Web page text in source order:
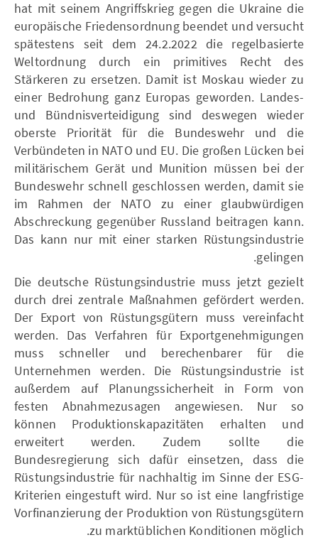
hat mit seinem Angriffskrieg gegen die Ukraine die
europäische Friedensordnung beendet und versucht
spätestens seit dem 24.2.2022 die regelbasierte
Weltordnung durch ein primitives Recht des
Stärkeren zu ersetzen. Damit ist Moskau wieder zu
einer Bedrohung ganz Europas geworden. Landes-
und Bündnisverteidigung sind deswegen wieder
oberste Priorität für die Bundeswehr und die
Verbündeten in NATO und EU. Die großen Lücken bei
militärischem Gerät und Munition müssen bei der
Bundeswehr schnell geschlossen werden, damit sie
im Rahmen der NATO zu einer glaubwürdigen
Abschreckung gegenüber Russland beitragen kann.
Das kann nur mit einer starken Rüstungsindustrie
gelingen.
Die deutsche Rüstungsindustrie muss jetzt gezielt
durch drei zentrale Maßnahmen gefördert werden.
Der Export von Rüstungsgütern muss vereinfacht
werden. Das Verfahren für Exportgenehmigungen
muss schneller und berechenbarer für die
Unternehmen werden. Die Rüstungsindustrie ist
außerdem auf Planungssicherheit in Form von
festen Abnahmezusagen angewiesen. Nur so
können Produktionskapazitäten erhalten und
erweitert werden. Zudem sollte die
Bundesregierung sich dafür einsetzen, dass die
Rüstungsindustrie für nachhaltig im Sinne der ESG-
Kriterien eingestuft wird. Nur so ist eine langfristige
Vorfinanzierung der Produktion von Rüstungsgütern
zu marktüblichen Konditionen möglich.